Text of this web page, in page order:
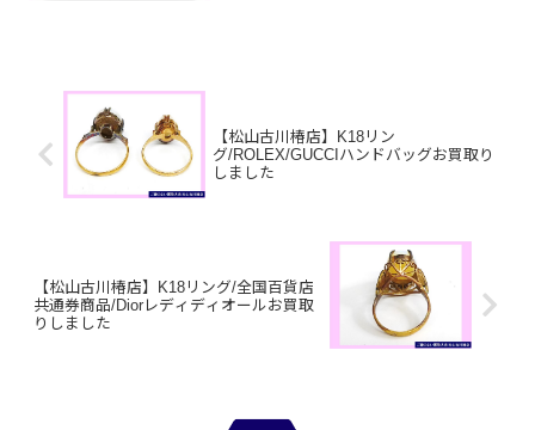
【松山古川椿店】K18リン
グ/ROLEX/GUCCIハンドバッグお買取り
しました
【松山古川椿店】K18リング/全国百貨店
共通券商品/Diorレディディオールお買取
りしました